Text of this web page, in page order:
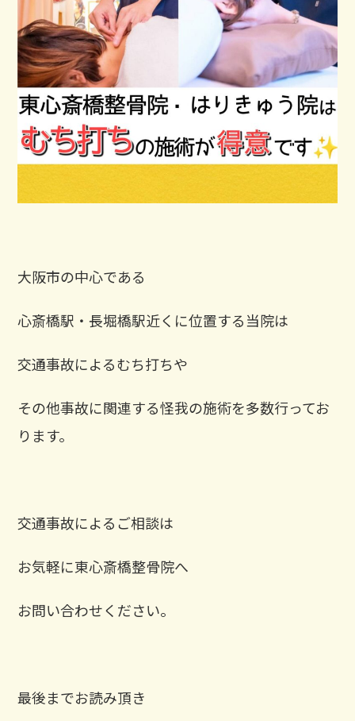
大阪市の中心である
心斎橋駅・長堀橋駅近くに位置する当院は
交通事故によるむち打ちや
その他事故に関連する怪我の施術を多数行ってお
ります。
交通事故によるご相談は
お気軽に東心斎橋整骨院へ
お問い合わせください。
最後までお読み頂き